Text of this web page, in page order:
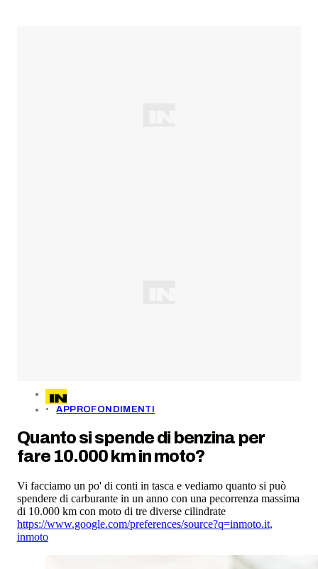
APPROFONDIMENTI
Quanto si spende di benzina per
fare 10.000 km in moto?
Vi facciamo un po' di conti in tasca e vediamo quanto si può
spendere di carburante in un anno con una pecorrenza massima
di 10.000 km con moto di tre diverse cilindrate
https://www.google.com/preferences/source?q=inmoto.it,
inmoto